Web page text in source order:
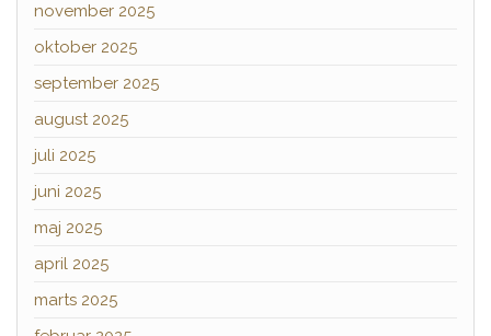
november 2025
oktober 2025
september 2025
august 2025
juli 2025
juni 2025
maj 2025
april 2025
marts 2025